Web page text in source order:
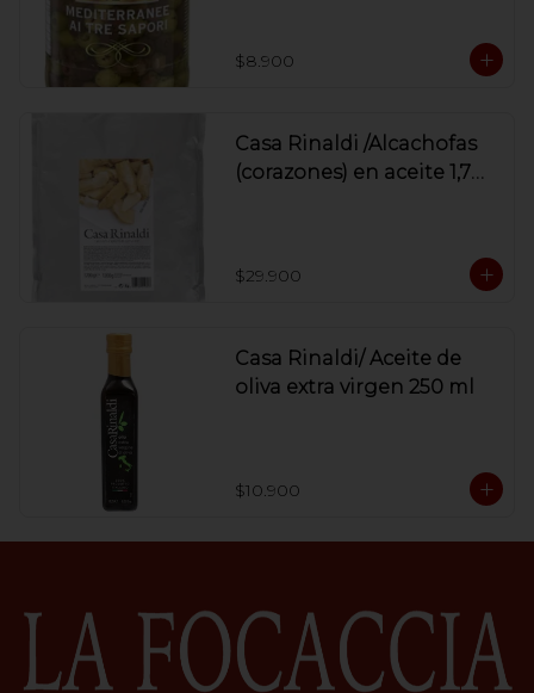
$8.900
Casa Rinaldi /Alcachofas
(corazones) en aceite 1,7
$29.900
Casa Rinaldi/ Aceite de
oliva extra virgen 250 ml
$10.900